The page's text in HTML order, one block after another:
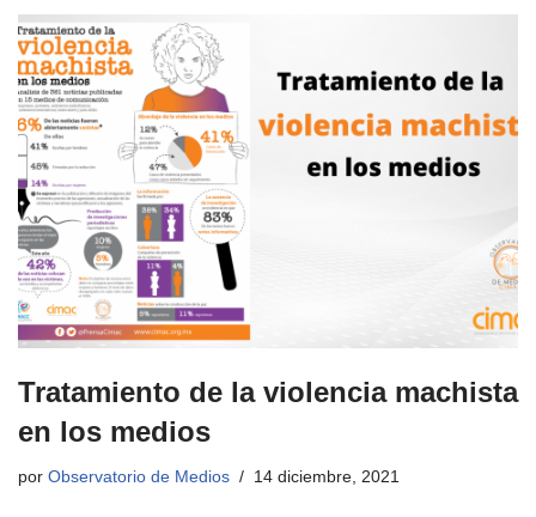
Tratamiento de la violencia machista
en los medios
por Observatorio de Medios 14 diciembre, 2021